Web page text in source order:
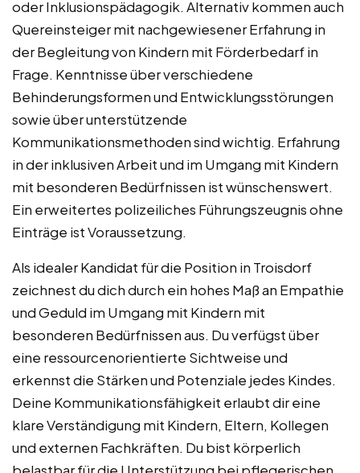
oder Inklusionspädagogik. Alternativ kommen auch
Quereinsteiger mit nachgewiesener Erfahrung in
der Begleitung von Kindern mit Förderbedarf in
Frage. Kenntnisse über verschiedene
Behinderungsformen und Entwicklungsstörungen
sowie über unterstützende
Kommunikationsmethoden sind wichtig. Erfahrung
in der inklusiven Arbeit und im Umgang mit Kindern
mit besonderen Bedürfnissen ist wünschenswert.
Ein erweitertes polizeiliches Führungszeugnis ohne
Einträge ist Voraussetzung.
Als idealer Kandidat für die Position in Troisdorf
zeichnest du dich durch ein hohes Maß an Empathie
und Geduld im Umgang mit Kindern mit
besonderen Bedürfnissen aus. Du verfügst über
eine ressourcenorientierte Sichtweise und
erkennst die Stärken und Potenziale jedes Kindes.
Deine Kommunikationsfähigkeit erlaubt dir eine
klare Verständigung mit Kindern, Eltern, Kollegen
und externen Fachkräften. Du bist körperlich